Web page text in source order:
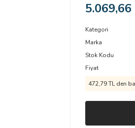
5.069,66
Kategori
Marka
Stok Kodu
Fiyat
472,79 TL den